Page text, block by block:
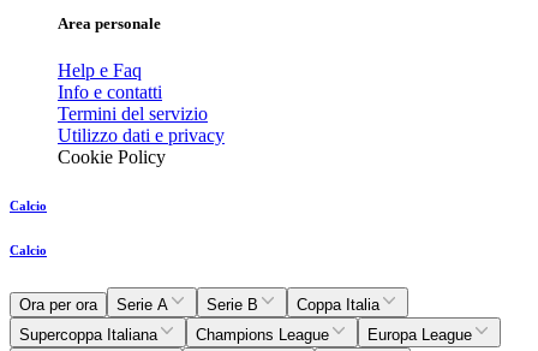
Area personale
Help e Faq
Info e contatti
Termini del servizio
Utilizzo dati e privacy
Cookie Policy
Calcio
Calcio
Ora per ora Serie A Serie B
Coppa Italia
Supercoppa Italiana
Champions League
Europa League